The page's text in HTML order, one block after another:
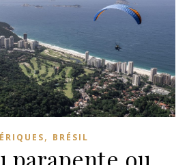
, BRÉSIL
parapente ou